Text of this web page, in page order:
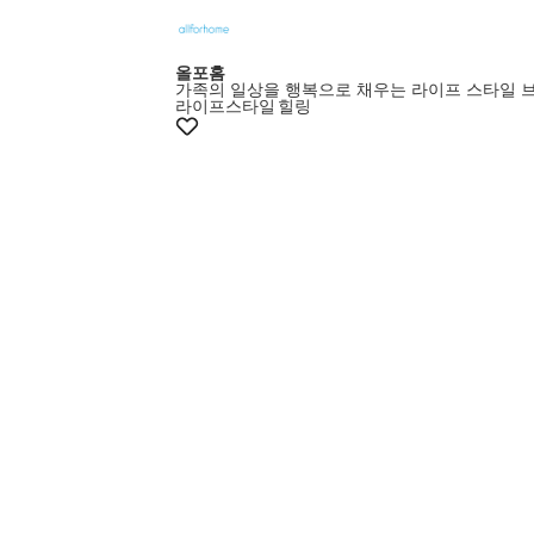
올포홈
가족의 일상을 행복으로 채우는 라이프 스타일
라이프스타일 힐링